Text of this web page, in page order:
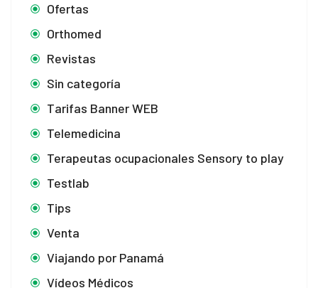
Ofertas
Orthomed
Revistas
Sin categoría
Tarifas Banner WEB
Telemedicina
Terapeutas ocupacionales Sensory to play
Testlab
Tips
Venta
Viajando por Panamá
Vídeos Médicos